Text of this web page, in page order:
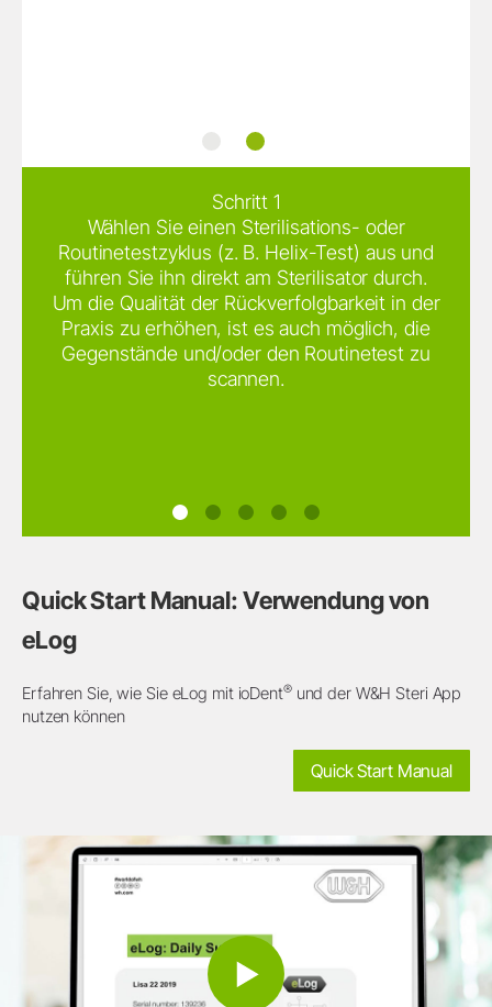
ioDent
Schritt 1
Wählen Sie einen Sterilisations- oder
Routinetestzyklus (z. B. Helix-Test) aus und
führen Sie ihn direkt am Sterilisator durch.
Um die Qualität der Rückverfolgbarkeit in der
Praxis zu erhöhen, ist es auch möglich, die
Gegenstände und/oder den Routinetest zu
scannen.
Quick Start Manual: Verwendung von
eLog
Erfahren Sie, wie Sie eLog mit ioDent®und der W&H Steri App
nutzen können
Quick Start Manual